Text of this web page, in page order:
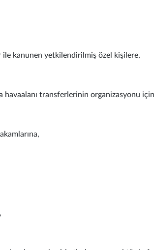
kanunen yetkilendirilmiş özel kişilere,
transferlerinin organizasyonu için